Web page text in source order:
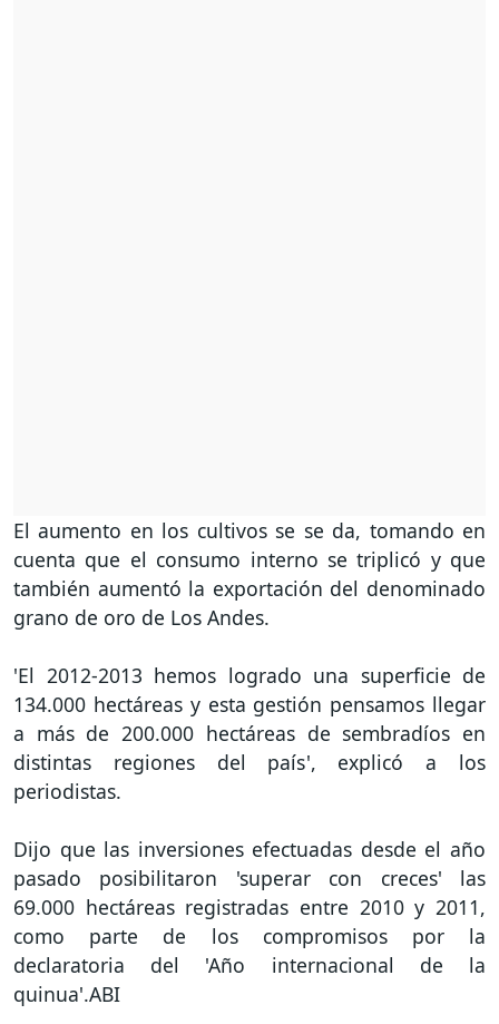
El aumento en los cultivos se se da, tomando en
cuenta que el consumo interno se triplicó y que
también aumentó la exportación del denominado
grano de oro de Los Andes.
'El 2012-2013 hemos logrado una superficie de
134.000 hectáreas y esta gestión pensamos llegar
a más de 200.000 hectáreas de sembradíos en
distintas regiones del país', explicó a los
periodistas.
Dijo que las inversiones efectuadas desde el año
pasado posibilitaron 'superar con creces' las
69.000 hectáreas registradas entre 2010 y 2011,
como parte de los compromisos por la
declaratoria del 'Año internacional de la
quinua'.ABI